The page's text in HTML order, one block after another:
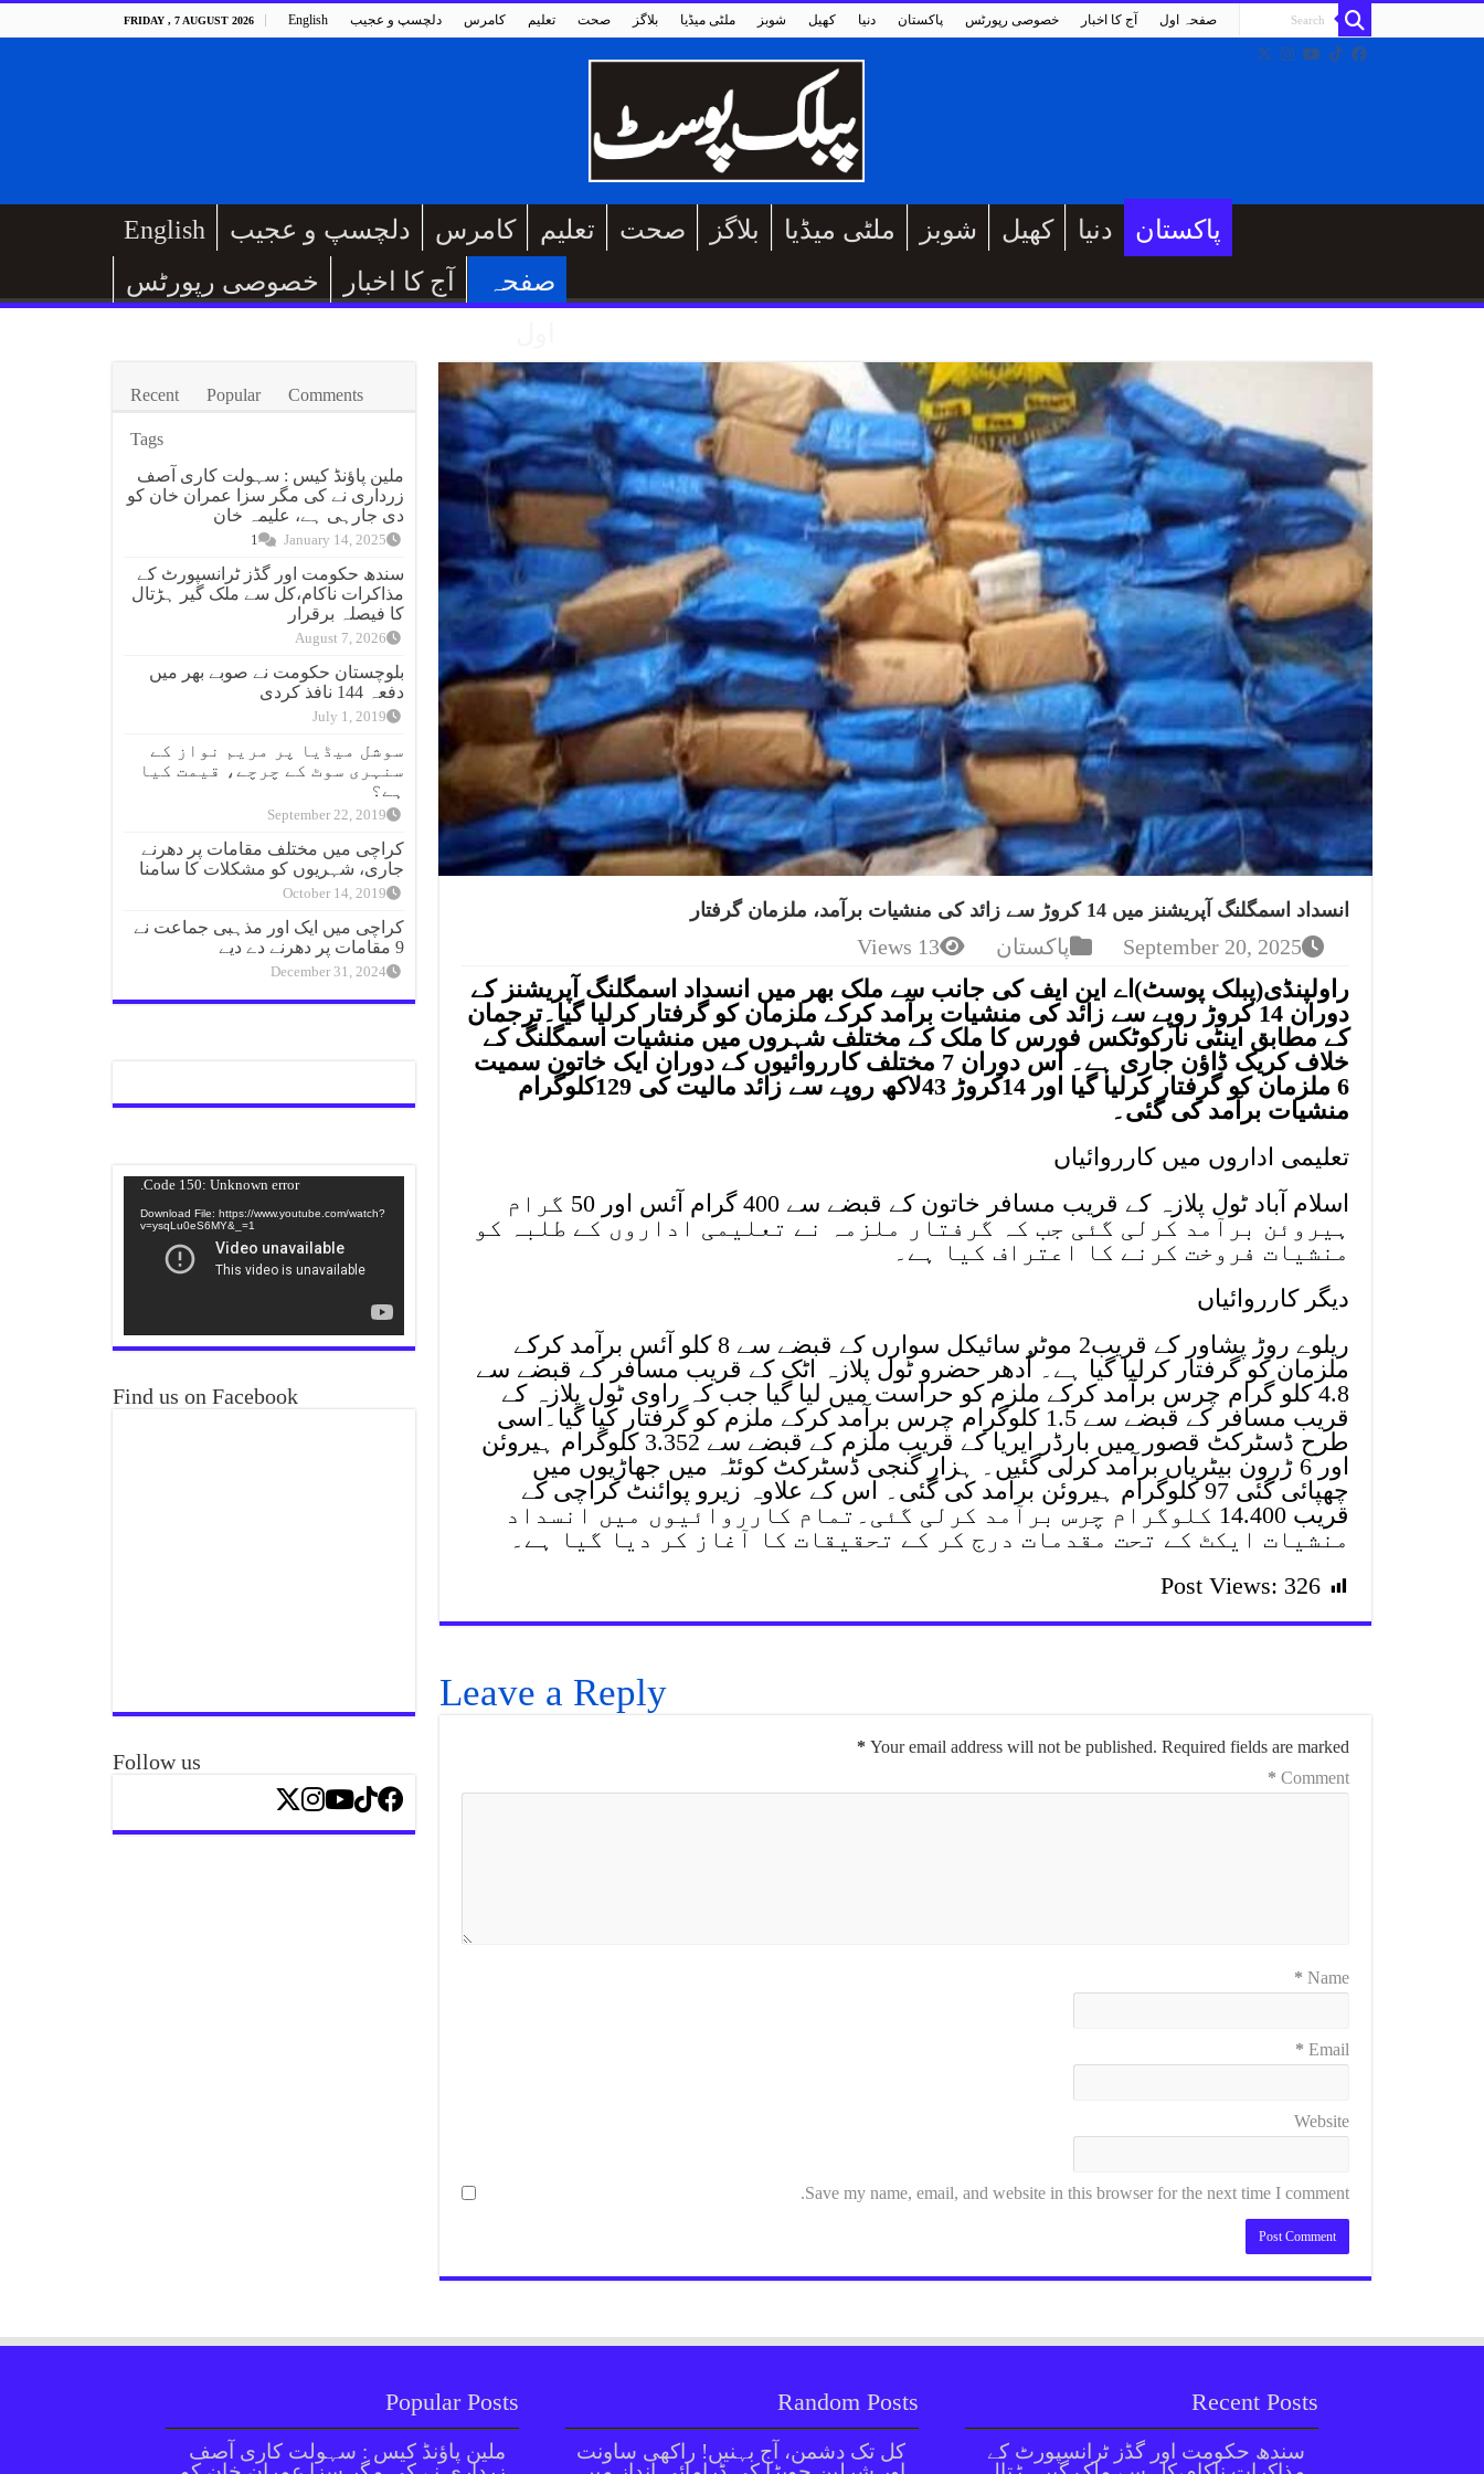
FRIDAY , 7 AUGUST 2026 English دلچسپ و عجیب کامرس تعلیم صحت بلاگز ملٹی میڈیا شوبز کھیل دنیا پاکستان خصوصی رپورٹس آج کا اخبار صفحہ اول
English دلچسپ و عجیب کامرس تعلیم صحت بلاگز ملٹی میڈیا شوبز کھیل دنیا
پاکستان
خصوصی رپورٹس
آج کا اخبار
صفحہ
انسداد اسمگلنگ آپریشنز میں 14 کروڑ سے زائد کی منشیات برآمد، ملزمان گرفتار
September 20, 2025 پاکستان 13 Views
راولپنڈی(پبلک پوسٹ)اے این ایف کی جانب سے ملک بھر میں انسداد اسمگلنگ آپریشنز کے
دوران 14 کروڑ روپے سے زائد کی منشیات برآمد کرکے ملزمان کو گرفتار کرلیا گیا۔ترجمان
کے مطابق اینٹی نارکوٹکس فورس کا ملک کے مختلف شہروں میں منشیات اسمگلنگ کے
خلاف کریک ڈاؤن جاری ہے۔ اس دوران 7 مختلف کارروائیوں کے دوران ایک خاتون سمیت
6 ملزمان کو گرفتار کرلیا گیا اور 14کروڑ 43لاکھ روپے سے زائد مالیت کی 129کلوگرام
منشیات برآمد کی گئی۔
تعلیمی اداروں میں کارروائیاں
اسلام آباد ٹول پلازہ کے قریب مسافر خاتون کے قبضے سے 400 گرام آئس اور 50 گرام
ہیروئن برآمد کرلی گئی جب کہ گرفتار ملزمہ نے تعلیمی اداروں کے طلبہ کو
منشیات فروخت کرنے کا اعتراف کیا ہے۔
دیگر کارروائیاں
ریلوے روڑ پشاور کے قریب2 موٹر سائیکل سوارں کے قبضے سے 8 کلو آئس برآمد کرکے
ملزمان کو گرفتار کرلیا گیا ہے۔ اُدھر حضرو ٹول پلازہ اٹک کے قریب مسافر کے قبضے سے
4.8 کلو گرام چرس برآمد کرکے ملزم کو حراست میں لیا گیا جب کہ راوی ٹول پلازہ کے
قریب مسافر کے قبضے سے 1.5 کلوگرام چرس برآمد کرکے ملزم کو گرفتار کیا گیا۔اسی
طرح ڈسٹرکٹ قصور میں بارڈر ایریا کے قریب ملزم کے قبضے سے 3.352 کلوگرام ہیروئن
اور 6 ڑرون بیٹریاں برآمد کرلی گئیں۔ ہزار گنجی ڈسٹرکٹ کوئٹہ میں جھاڑیوں میں
چھپائی گئی 97 کلوگرام ہیروئن برآمد کی گئی۔ اس کے علاوہ زیرو پوائنٹ کراچی کے
قریب 14.400 کلوگرام چرس برآمد کرلی گئی۔تمام کارروائیوں میں انسداد
منشیات ایکٹ کے تحت مقدمات درج کر کے تحقیقات کا آغاز کر دیا گیا ہے۔
Post Views: 326
Leave a Reply
Your email address will not be published. Required fields are marked
*
Comment
*
Name
*
Email
*
Website
Save my name, email, and website in this browser for the next time I comment.
Recent Popular Comments
Tags
ملین پاؤنڈ کیس : سہولت کاری آصف
زرداری نے کی مگر سزا عمران خان کو
دی جارہی ہے، علیمہ خان
January 14, 2025
1
سندھ حکومت اور گڈز ٹرانسپورٹ کے
مذاکرات ناکام،کل سے ملک گیر ہڑتال
کا فیصلہ برقرار
August 7, 2026
بلوچستان حکومت نے صوبے بھر میں
دفعہ 144 نافذ کردی
July 1, 2019
سوشل میڈیا پر مریم نواز کے
سنہری سوٹ کے چرچے، قیمت کیا
ہے؟
September 22, 2019
کراچی میں مختلف مقامات پر دھرنے
جاری، شہریوں کو مشکلات کا سامنا
October 14, 2019
کراچی میں ایک اور مذہبی جماعت نے
9 مقامات پر دھرنے دے دیے
December 31, 2024
Code 150: Unknown error.
Download File: https://www.youtube.com/watch?
v=ysqLu0eS6MY&_=1
Find us on Facebook
Follow us
Popular Posts
ملین پاؤنڈ کیس : سہولت کاری آصف
Random Posts
کل تک دشمن، آج بہنیں! راکھی ساونت
Recent Posts
سندھ حکومت اور گڈز ٹرانسپورٹ کے